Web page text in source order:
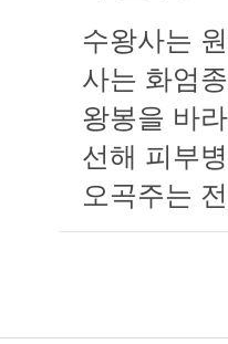
수왕사는
사는 화엄
왕봉을 바
선해 피부
오곡주는